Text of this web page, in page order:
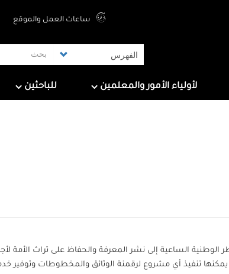
ساعات العمل والموقع
For
For Parents & Educators
لأولياء الأمور والمعلمين للباحثين
الوطنية الساعية إلى نشر المعرفة والحفاظ على تراث
تنفيذ أي مشروع لرقمنة الوثائق والمخطوطات وتوفير